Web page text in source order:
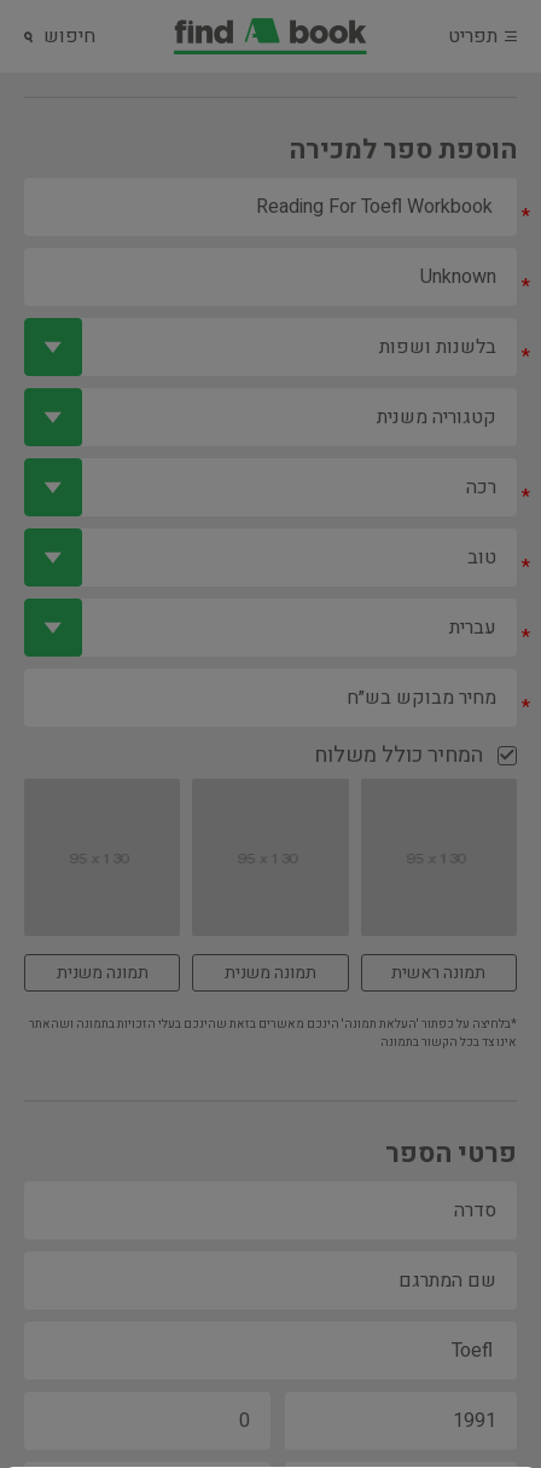
תפריט חיפוש
הוספת ספר למכירה
*
*
*
*
*
*
*
המחיר כולל משלוח
תמונה ראשית תמונה משנית תמונה משנית
*בלחיצה על כפתור 'העלאת תמונה' הינכם מאשרים בזאת שהינכם בעלי הזכויות בתמונה ושהאתר
אינו צד בכל הקשור בתמונה
פרטי הספר